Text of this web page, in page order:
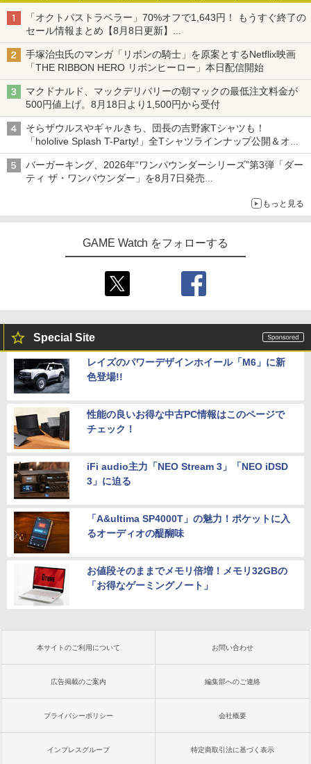
「オクトパストラベラー」70%オフで1,643円！ もうすぐ終了の
セール情報まとめ【8月8日更新】
ニンテンドーeショップでは「大神 絶景版」が67%オフで990円
手塚治虫氏のマンガ「リボンの騎士」を原案とするNetflix映画
「THE RIBBON HERO リボンヒーロー」本日配信開始
マクドナルド、マックデリバリーの朝マックの最低注文料金が
500円値上げ。8月18日より1,500円から受付
そらザウルスやギャルきち、団長の吉野家Tシャツも！
「hololive Splash T-Party!」全Tシャツラインナップ公開＆オン
ライン販売開始
バーガーキング、2026年“ワンパウンダーシリーズ”第3弾「ダー
ティ ザ・ワンパウンダー」を8月7日発売
もっと見る
GAME Watch をフォローする
Special Site
レイズのパワーデザインホイール「M6」に新
色登場!!
性能の良いお得な中古PC情報はこのページで
チェック！
iFi audio主力「NEO Stream 3」「NEO iDSD
3」に迫る
「A&ultima SP4000T」の魅力！ポケットに入
るオーディオの醍醐味
お値段そのままでメモリ倍増！メモリ32GBの
「お得なゲーミングノート」
本サイトのご利用について お問い合わせ
広告掲載のご案内 編集部へのご連絡
プライバシーポリシー 会社概要
インプレスグループ 特定商取引法に基づく表示